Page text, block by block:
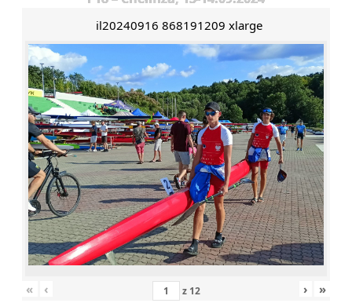
il20240916 868191209 xlarge
« ‹ z 12 › »